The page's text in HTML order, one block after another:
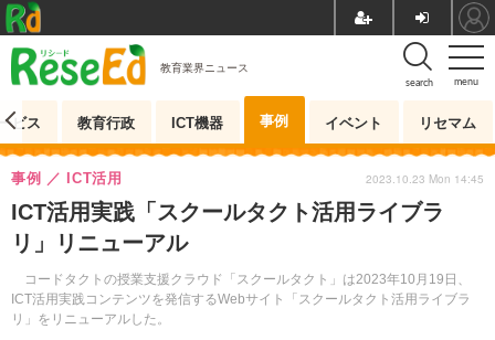
menu
search
教育業界ニュース
ビス 教育行政 ICT機器 事例 イベント リセマム
ICT活用実践「スクールタクト活用ライブラ
リ」リニューアル
コードタクトの授業支援クラウド「スクールタクト」は2023年10月19日、
ICT活用実践コンテンツを発信するWebサイト「スクールタクト活用ライブラ
リ」をリニューアルした。
事例 ICT活用 2023.10.23 Mon 14:45